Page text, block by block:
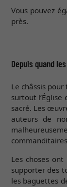
Vous pouvez
près.
Depuis quand
Le châssis
surtout
sacré. Les
auteurs de
Les choses
supporter des
les baguettes